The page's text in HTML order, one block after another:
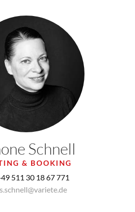
Schnell
& BOOKING
511 30 18 67 771
s.schnell@variete.de